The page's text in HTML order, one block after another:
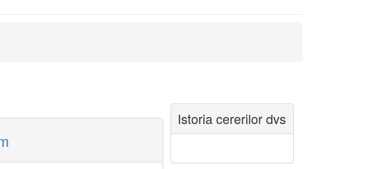
Istoria cererilor dvs